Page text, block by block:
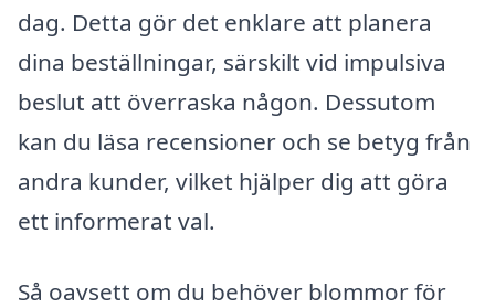
dag. Detta gör det enklare att planera
dina beställningar, särskilt vid impulsiva
beslut att överraska någon. Dessutom
kan du läsa recensioner och se betyg från
andra kunder, vilket hjälper dig att göra
ett informerat val.
Så oavsett om du behöver blommor för